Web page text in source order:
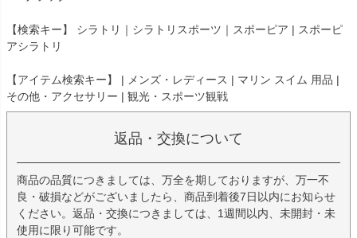
【検索キー】 シラトリ｜シラトリスポーツ｜スポーピア | スポーピ
アシラトリ
【アイテム検索キー】 | メンズ・レディース | マリン スイム 用品 |
その他・アクセサリー | 観光・スポーツ観戦
返品・交換について
商品の品質につきましては、万全を期しておりますが、万一不
良・破損などがございましたら、商品到着後7日以内にお知らせ
ください。返品・交換につきましては、1週間以内、未開封・未
使用に限り可能です。